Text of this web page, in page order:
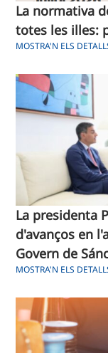
La normativa
totes les illes:
MOSTRA'N ELS
La presidenta
d'avanços en
Govern de
MOSTRA'N ELS